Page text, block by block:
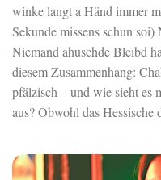
winke langt a Händ immer
Sekunde missens schun
Niemand ahuschde Bleibd
diesem Zusammenhang:
pfälzisch – und wie sieht es
aus? Obwohl das Hessische